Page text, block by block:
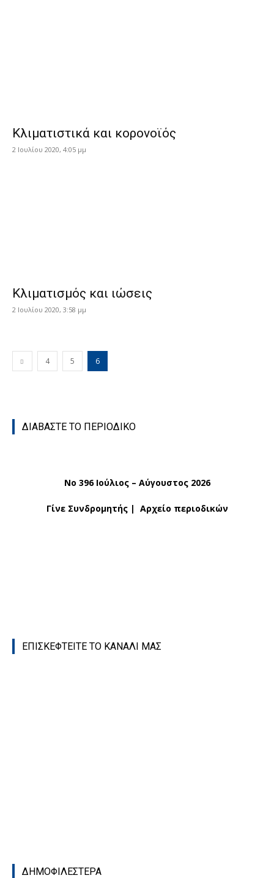
Κλιματιστικά και κορονοϊός
2 Ιουλίου 2020, 4:05 μμ
Κλιματισμός και ιώσεις
2 Ιουλίου 2020, 3:58 μμ
4 5 6
ΔΙΑΒΑΣΤΕ ΤΟ ΠΕΡΙΟΔΙΚΟ
No 396 Ιούλιος – Αύγουστος 2026
Γίνε Συνδρομητής| Αρχείο περιοδικών
ΕΠΙΣΚΕΦΤΕΙΤΕ ΤΟ ΚΑΝΑΛΙ ΜΑΣ
ΔΗΜΟΦΙΛΕΣΤΕΡΑ